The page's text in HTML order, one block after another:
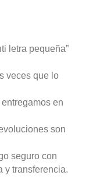
letra pequeña”
veces que lo
entregamos en
son
seguro con
y transferencia.